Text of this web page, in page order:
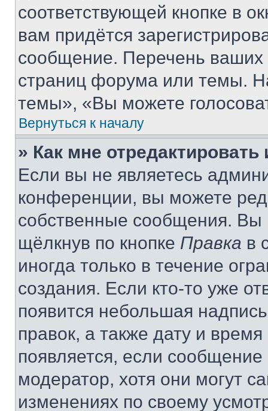
соответствующей кнопке в
вам придётся
сообщение. Перечень ваших
страниц форума или темы.
темы», «Вы можете
Вернуться к началу
» Как мне
Если вы не являетесь
конференции, вы можете
собственные сообщения. Вы
щёлкнув по кнопке Правка в
иногда только в течение
создания. Если кто-то уже
появится небольшая
правок, а также дату и
появляется, если
модератор, хотя они могут
изменениях по своему